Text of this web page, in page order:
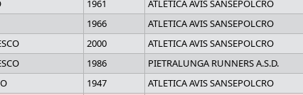
1961 ATLETICA AVIS SANSEPOLCRO
1966 ATLETICA AVIS SANSEPOLCRO
2000 ATLETICA AVIS SANSEPOLCRO
1986 PIETRALUNGA RUNNERS A.S.D.
1947 ATLETICA AVIS SANSEPOLCRO